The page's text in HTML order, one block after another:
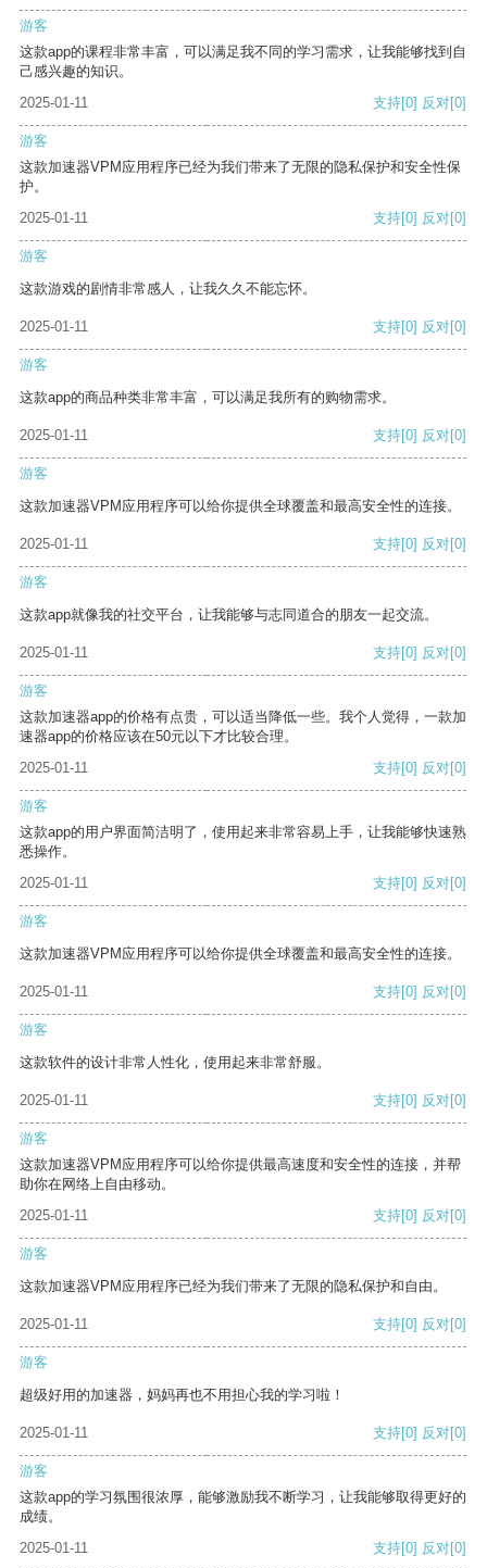
游客
这款app的课程非常丰富，可以满足我不同的学习需求，让我能够找到自
己感兴趣的知识。
2025-01-11
支持[0] 反对[0]
游客
这款加速器VPM应用程序已经为我们带来了无限的隐私保护和安全性保
护。
2025-01-11
支持[0] 反对[0]
游客
这款游戏的剧情非常感人，让我久久不能忘怀。
2025-01-11 支持[0] 反对[0]
游客
这款app的商品种类非常丰富，可以满足我所有的购物需求。
2025-01-11 支持[0] 反对[0]
游客
这款加速器VPM应用程序可以给你提供全球覆盖和最高安全性的连接。
2025-01-11 支持[0] 反对[0]
游客
这款app就像我的社交平台，让我能够与志同道合的朋友一起交流。
2025-01-11 支持[0] 反对[0]
游客
这款加速器app的价格有点贵，可以适当降低一些。我个人觉得，一款加
速器app的价格应该在50元以下才比较合理。
2025-01-11
支持[0] 反对[0]
游客
这款app的用户界面简洁明了，使用起来非常容易上手，让我能够快速熟
悉操作。
2025-01-11
支持[0] 反对[0]
游客
这款加速器VPM应用程序可以给你提供全球覆盖和最高安全性的连接。
2025-01-11 支持[0] 反对[0]
游客
这款软件的设计非常人性化，使用起来非常舒服。
2025-01-11 支持[0] 反对[0]
游客
这款加速器VPM应用程序可以给你提供最高速度和安全性的连接，并帮
助你在网络上自由移动。
2025-01-11
支持[0] 反对[0]
游客
这款加速器VPM应用程序已经为我们带来了无限的隐私保护和自由。
2025-01-11 支持[0] 反对[0]
游客
超级好用的加速器，妈妈再也不用担心我的学习啦！
2025-01-11 支持[0] 反对[0]
游客
这款app的学习氛围很浓厚，能够激励我不断学习，让我能够取得更好的
成绩。
2025-01-11
支持[0] 反对[0]